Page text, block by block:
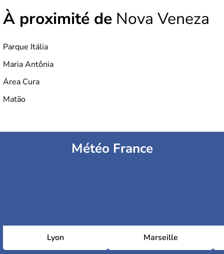
À proximité de Nova Veneza
Parque Itália
Maria Antônia
Área Cura
Matão
Météo France
Lyon Marseille